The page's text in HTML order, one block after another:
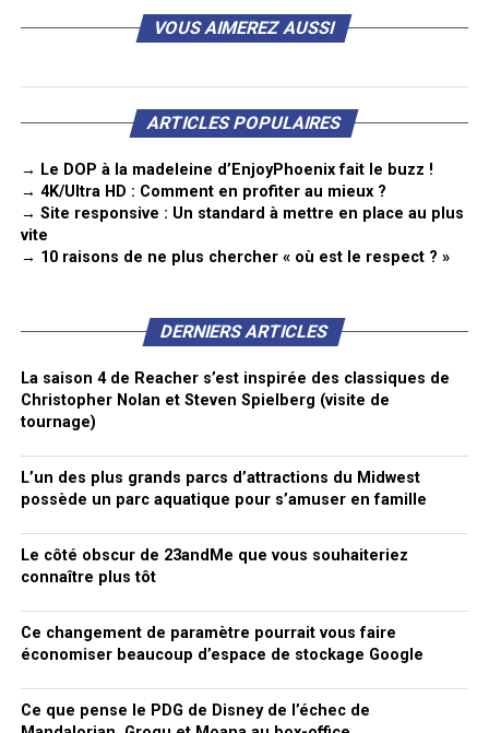
VOUS AIMEREZ AUSSI
ARTICLES POPULAIRES
→ Le DOP à la madeleine d’EnjoyPhoenix fait le buzz !
→ 4K/Ultra HD : Comment en profiter au mieux ?
→ Site responsive : Un standard à mettre en place au plus
vite
→ 10 raisons de ne plus chercher « où est le respect ? »
DERNIERS ARTICLES
La saison 4 de Reacher s’est inspirée des classiques de
Christopher Nolan et Steven Spielberg (visite de
tournage)
L’un des plus grands parcs d’attractions du Midwest
possède un parc aquatique pour s’amuser en famille
Le côté obscur de 23andMe que vous souhaiteriez
connaître plus tôt
Ce changement de paramètre pourrait vous faire
économiser beaucoup d’espace de stockage Google
Ce que pense le PDG de Disney de l’échec de